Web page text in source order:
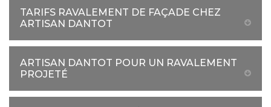
TARIFS RAVALEMENT DE FAÇADE CHEZ
ARTISAN DANTOT
ARTISAN DANTOT POUR UN RAVALEMENT
PROJETÉ